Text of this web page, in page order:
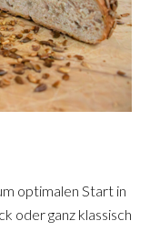
optimalen Start in
oder ganz klassisch